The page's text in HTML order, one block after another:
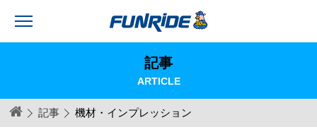
記事
ARTICLE
記事 機材・インプレッション